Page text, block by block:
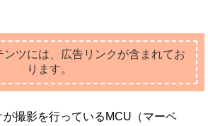
ンツには、広告リンクが含まれてお
ります。
が撮影を行っているMCU（マーベ